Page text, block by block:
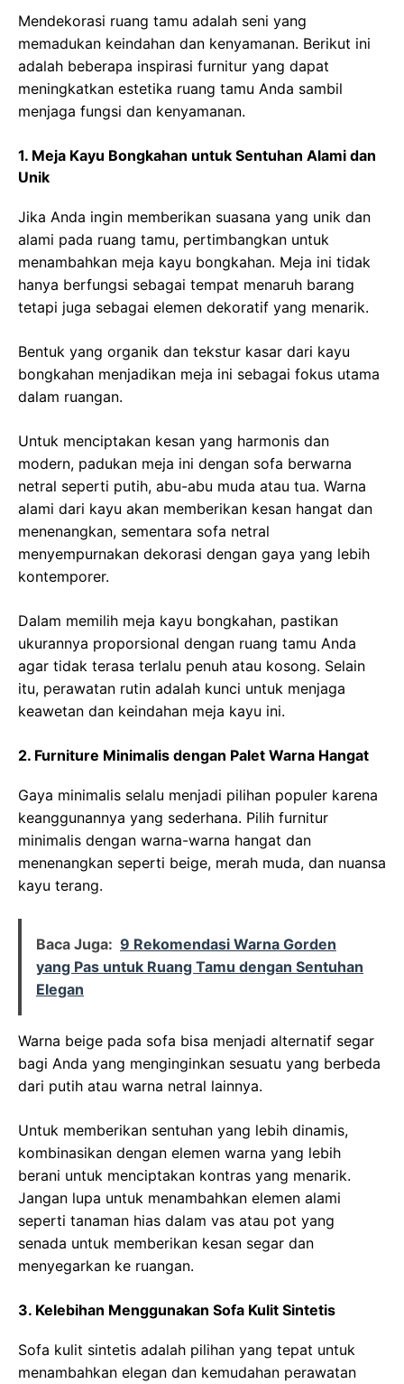
Mendekorasi ruang tamu adalah seni yang
memadukan keindahan dan kenyamanan. Berikut ini
adalah beberapa inspirasi furnitur yang dapat
meningkatkan estetika ruang tamu Anda sambil
menjaga fungsi dan kenyamanan.
1. Meja Kayu Bongkahan untuk Sentuhan Alami dan
Unik
Jika Anda ingin memberikan suasana yang unik dan
alami pada ruang tamu, pertimbangkan untuk
menambahkan meja kayu bongkahan. Meja ini tidak
hanya berfungsi sebagai tempat menaruh barang
tetapi juga sebagai elemen dekoratif yang menarik.
Bentuk yang organik dan tekstur kasar dari kayu
bongkahan menjadikan meja ini sebagai fokus utama
dalam ruangan.
Untuk menciptakan kesan yang harmonis dan
modern, padukan meja ini dengan sofa berwarna
netral seperti putih, abu-abu muda atau tua. Warna
alami dari kayu akan memberikan kesan hangat dan
menenangkan, sementara sofa netral
menyempurnakan dekorasi dengan gaya yang lebih
kontemporer.
Dalam memilih meja kayu bongkahan, pastikan
ukurannya proporsional dengan ruang tamu Anda
agar tidak terasa terlalu penuh atau kosong. Selain
itu, perawatan rutin adalah kunci untuk menjaga
keawetan dan keindahan meja kayu ini.
2. Furniture Minimalis dengan Palet Warna Hangat
Gaya minimalis selalu menjadi pilihan populer karena
keanggunannya yang sederhana. Pilih furnitur
minimalis dengan warna-warna hangat dan
menenangkan seperti beige, merah muda, dan nuansa
kayu terang.
Baca Juga: 9 Rekomendasi Warna Gorden
yang Pas untuk Ruang Tamu dengan Sentuhan
Elegan
Warna beige pada sofa bisa menjadi alternatif segar
bagi Anda yang menginginkan sesuatu yang berbeda
dari putih atau warna netral lainnya.
Untuk memberikan sentuhan yang lebih dinamis,
kombinasikan dengan elemen warna yang lebih
berani untuk menciptakan kontras yang menarik.
Jangan lupa untuk menambahkan elemen alami
seperti tanaman hias dalam vas atau pot yang
senada untuk memberikan kesan segar dan
menyegarkan ke ruangan.
3. Kelebihan Menggunakan Sofa Kulit Sintetis
Sofa kulit sintetis adalah pilihan yang tepat untuk
menambahkan elegan dan kemudahan perawatan